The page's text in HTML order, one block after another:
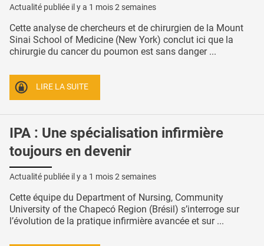
Actualité publiée il y a 1 mois 2 semaines
Cette analyse de chercheurs et de chirurgien de la Mount
Sinai School of Medicine (New York) conclut ici que la
chirurgie du cancer du poumon est sans danger ...
LIRE LA SUITE
IPA : Une spécialisation infirmière
toujours en devenir
Actualité publiée il y a 1 mois 2 semaines
Cette équipe du Department of Nursing, Community
University of the Chapecó Region (Brésil) s’interroge sur
l’évolution de la pratique infirmière avancée et sur ...